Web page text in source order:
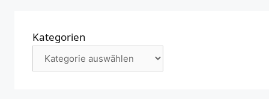
Kategorien